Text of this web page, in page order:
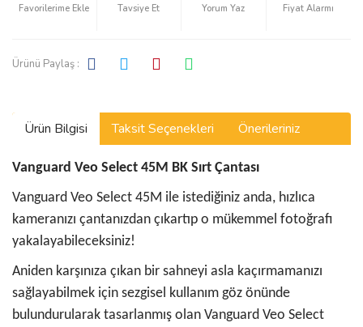
Tavsiye Et Yorum Yaz Fiyat Alarmı
Ürünü Paylaş :
Ürün Bilgisi Taksit Seçenekleri Önerileriniz
Vanguard Veo Select 45M BK Sırt Çantası
Vanguard Veo Select 45M ile istediğiniz anda, hızlıca
kameranızı çantanızdan çıkartıp o mükemmel fotoğrafı
yakalayabileceksiniz!
Aniden karşınıza çıkan bir sahneyi asla kaçırmamanızı
sağlayabilmek için sezgisel kullanım göz önünde
bulundurularak tasarlanmış olan Vanguard Veo Select